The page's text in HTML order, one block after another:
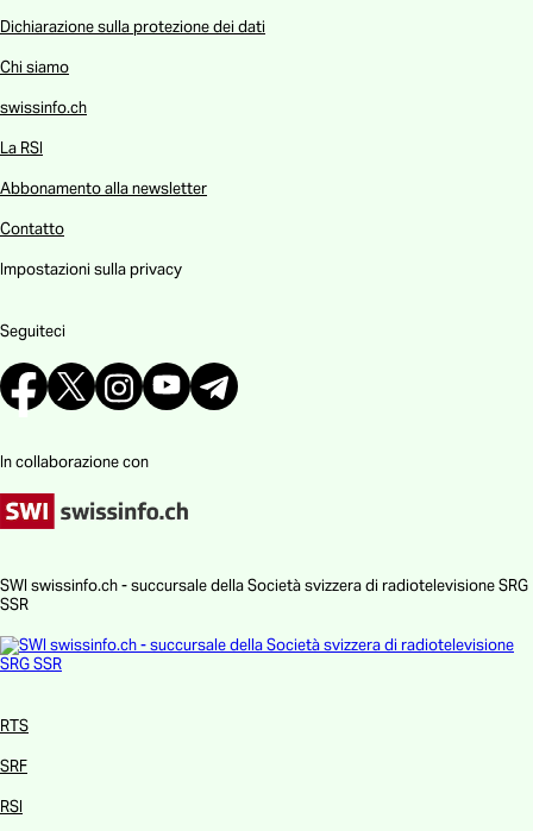
Seguiteci
In collaborazione con
Dichiarazione sulla protezione dei dati
Chi siamo
swissinfo.ch
La RSI
Abbonamento alla newsletter
Contatto
Impostazioni sulla privacy
SWI swissinfo.ch - succursale della Società svizzera di radiotelevisione SRG
SSR
RTS
SRF
RSI